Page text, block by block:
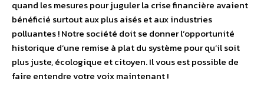
quand les mesures pour juguler la crise financière avaient
bénéficié surtout aux plus aisés et aux industries
polluantes ! Notre société doit se donner l’opportunité
historique d’une remise à plat du système pour qu’il soit
plus juste, écologique et citoyen. Il vous est possible de
faire entendre votre voix maintenant !